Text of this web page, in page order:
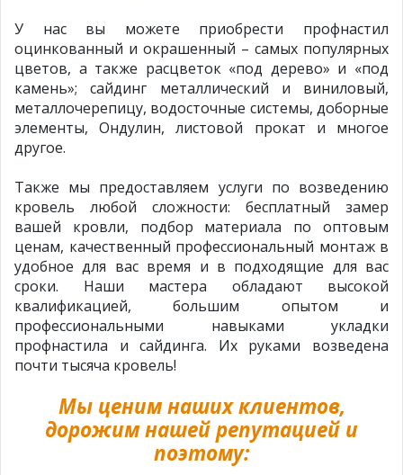
У нас вы можете приобрести профнастил
оцинкованный и окрашенный – самых популярных
цветов, а также расцветок «под дерево» и «под
камень»; сайдинг металлический и виниловый,
металлочерепицу, водосточные системы, доборные
элементы, Ондулин, листовой прокат и многое
другое.
Также мы предоставляем услуги по возведению
кровель любой сложности: бесплатный замер
вашей кровли, подбор материала по оптовым
ценам, качественный профессиональный монтаж в
удобное для вас время и в подходящие для вас
сроки. Наши мастера обладают высокой
квалификацией, большим опытом и
профессиональными навыками укладки
профнастила и сайдинга. Их руками возведена
почти тысяча кровель!
Мы ценим наших клиентов,
дорожим нашей репутацией и
поэтому: